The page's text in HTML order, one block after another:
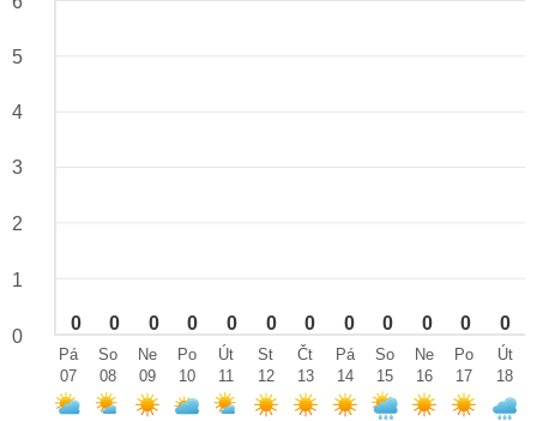
0 0 0 0 0 0 0 0 0 0 0 0
5
4
3
2
1
0
Pá
07
So
08
Ne
09
Po
10
Út
11
St
12
Čt
13
Pá
14
So
15
Ne
16
Po
17
Út
18